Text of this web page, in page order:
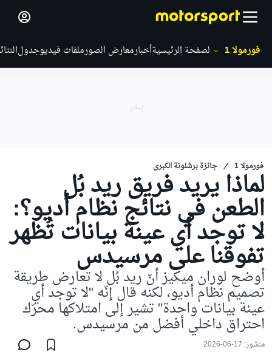
فورمولا 1 الصفحة الرئيسيةأخبارمعارض الصورملفات فيديوجدول
فورمولا 1 جائزة برشلونة الكبرى
لماذا يريد فريق ريد بُل
الطعن في نتائج نظام أديو؟:
لا توجد أي عينة بيانات تُظهر
تفوقنا على مرسيدس
أوضح لوران ميكيز أنّ ريد بُل لا تعارض طريقة
تصميم نظام أديو، لكنه قال إنّه "لا توجد أي
عينة بيانات واحدة" تشير إلى امتلاكها محرّك
احتراق داخلي أفضل من مرسيدس.
منشور: 17-06-2026